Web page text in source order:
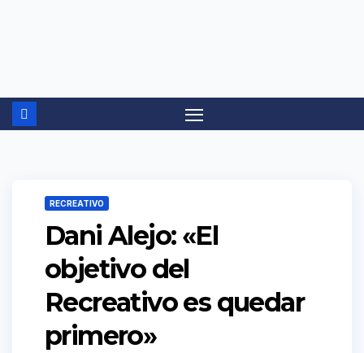
RECREATIVO
Dani Alejo: «El
objetivo del
Recreativo es quedar
primero»